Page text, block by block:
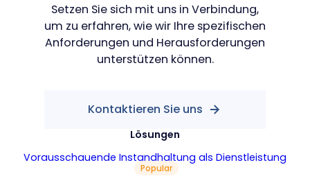
Setzen Sie sich mit uns in Verbindung,
um zu erfahren, wie wir Ihre spezifischen
Anforderungen und Herausforderungen
unterstützen können.
Kontaktieren Sie uns
Lösungen
Vorausschauende Instandhaltung als Dienstleistung
Popular